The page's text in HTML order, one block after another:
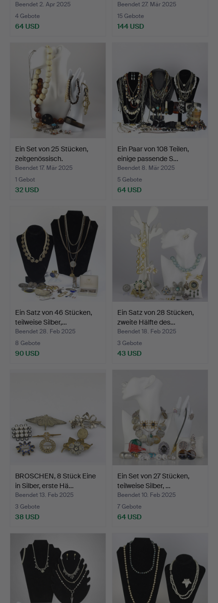
Beendet 2. Apr 2025
4 Gebote
64 USD
Beendet 27. Mär 2025
15 Gebote
144 USD
Ein Set von 25 Stücken,
zeitgenössisch.
Beendet 17. Mär 2025
1 Gebot
32 USD
Ein Paar von 108 Teilen,
einige passende S…
Beendet 8. Mär 2025
5 Gebote
64 USD
Ein Satz von 46 Stücken,
teilweise Silber,…
Beendet 28. Feb 2025
8 Gebote
90 USD
Ein Satz von 28 Stücken,
zweite Hälfte des…
Beendet 18. Feb 2025
3 Gebote
43 USD
BROSCHEN, 8 Stück Eine
in Silber, erste Hä…
Beendet 13. Feb 2025
3 Gebote
38 USD
Ein Set von 27 Stücken,
teilweise Silber, …
Beendet 10. Feb 2025
7 Gebote
64 USD